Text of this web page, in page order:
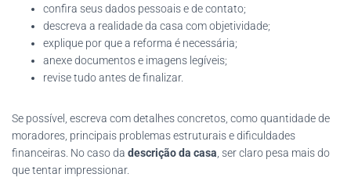
confira seus dados pessoais e de contato;
descreva a realidade da casa com objetividade;
explique por que a reforma é necessária;
anexe documentos e imagens legíveis;
revise tudo antes de finalizar.
Se possível, escreva com detalhes concretos, como quantidade de
moradores, principais problemas estruturais e dificuldades
financeiras. No caso da descrição da casa , ser claro pesa mais do
que tentar impressionar.